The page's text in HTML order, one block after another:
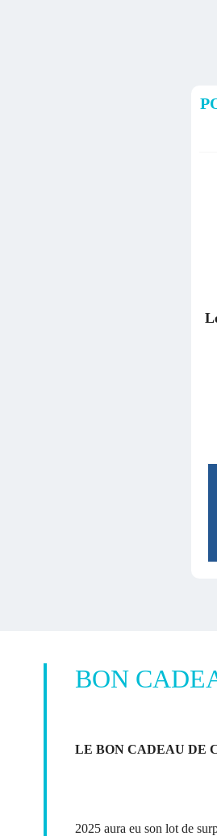
BON
LE BON CADEAU DE
2025 aura eu son lot de